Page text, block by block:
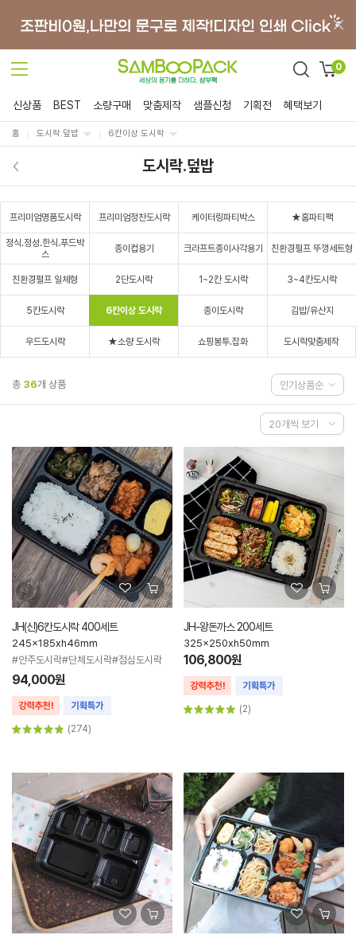
0
신상품 BEST 소량구매 맞춤제작 샘플신청 기획전 혜택보기
홈 도시락.덮밥 6칸이상 도시락
도시락.덮밥
프리미엄명품도시락 프리미엄정찬도시락 케이터링파티박스 ★홈파티팩
정식.정성.한식.푸드박
스
종이컵용기 크라프트종이사각용기 친환경펄프 뚜껑세트형
친환경펄프 일체형 2단도시락 1~2칸 도시락 3~4칸도시락
5칸도시락 6칸이상 도시락 종이도시락 김밥/유산지
우드도시락 ★소량 도시락 쇼핑봉투.잡화 도시락맞춤제작
총 36개 상품
JH(신)6칸도시락 400세트
245x185xh46mm
#안주도시락#단체도시락#점심도시락
94,000원
(274)
JH-왕돈까스 200세트
325x250xh50mm
106,800원
(2)